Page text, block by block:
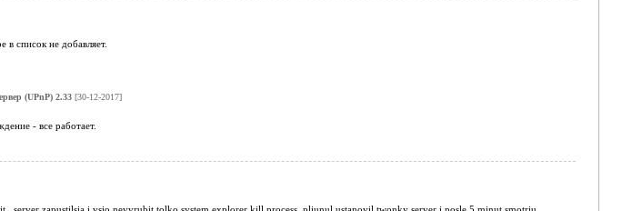
в список не добавляет.
(UPnP) 2.33[30-12-2017]
- все работает.
zapustilsia i vsio nevyrubit tolko system explorer kill process..pliunul ustanovil twonky server i posle 5 minut smotriu